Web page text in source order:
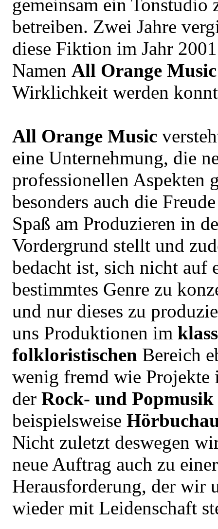
gemeinsam ein Tonstudio
betreiben. Zwei Jahre
diese Fiktion im Jahr
Namen All Orange Music
Wirklichkeit werden
All Orange Music
eine Unternehmung, die
professionellen Aspekten
besonders auch die
Spaß am Produzieren in
Vordergrund stellt und
bedacht ist, sich nicht auf
bestimmtes Genre zu
und nur dieses zu
uns Produktionen im
folkloristischen Bereich
wenig fremd wie Projekte
der Rock- und Popmusik
beispielsweise
Nicht zuletzt deswegen
neue Auftrag auch zu
Herausforderung, der wir
wieder mit Leidenschaft